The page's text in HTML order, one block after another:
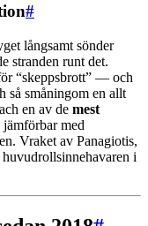
#
långsamt sönder
stranden runt det.
“skeppsbrott” — och
så småningom en allt
en av de mest
jämförbar med
Vraket av Panagiotis,
i